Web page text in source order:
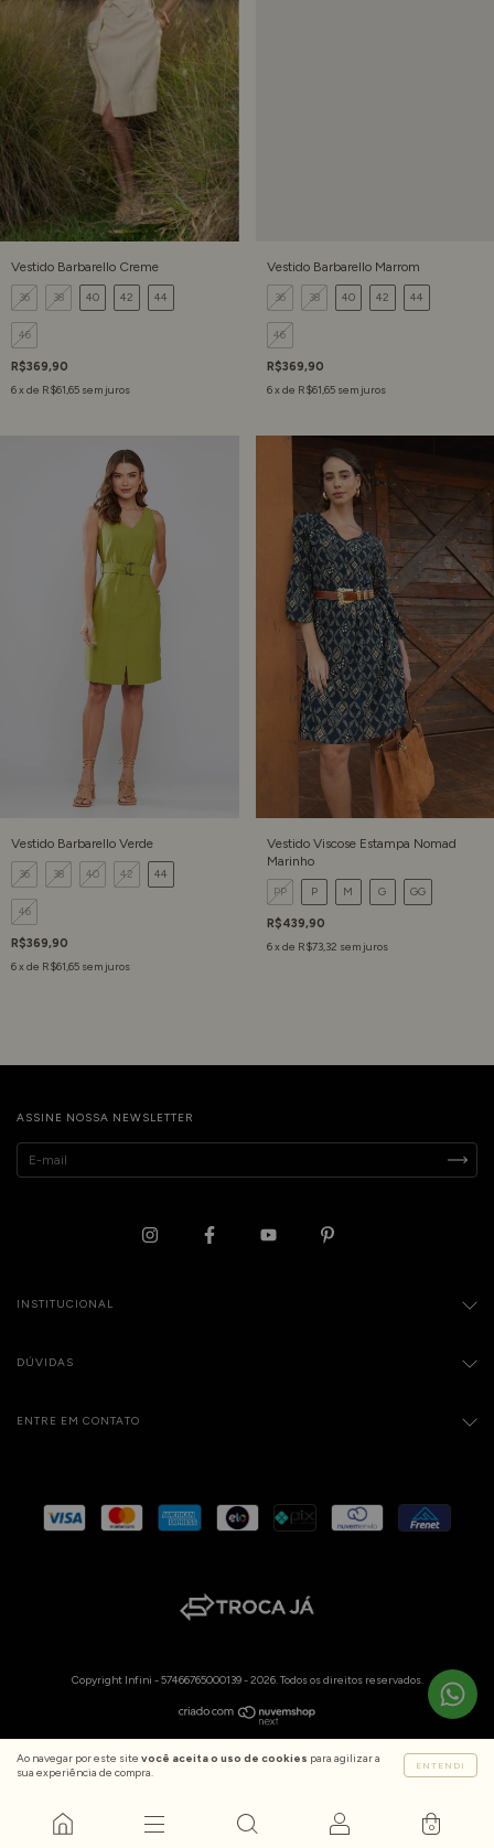
Ao navegar por este site você aceita o uso de cookies para agilizar a
sua experiência de compra.
ENTENDI
0
Vestido Barbarello Creme
36 38 40 42 44
46
R$369,90
6x de R$61,65 sem juros
Vestido Barbarello Marrom
36 38 40 42 44
46
R$369,90
6x de R$61,65 sem juros
Vestido Barbarello Verde
36 38 40 42 44
46
R$369,90
6x de R$61,65 sem juros
Vestido Viscose Estampa Nomad
Marinho
PP P M G GG
R$439,90
6x de R$73,32 sem juros
ASSINE NOSSA NEWSLETTER
INSTITUCIONAL
DÚVIDAS
ENTRE EM CONTATO
Copyright Infini - 57466765000139 - 2026. Todos os direitos reservados.